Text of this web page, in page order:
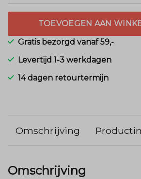
TOEVOEGEN AAN
Gratis bezorgd vanaf 59,-
Levertijd 1-3 werkdagen
14 dagen retourtermijn
Omschrijving
Omschrijving